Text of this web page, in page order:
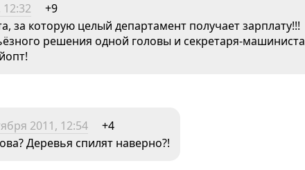
+9
за которую целый департамент получает зарплату!!!
решения одной головы и секретаря-машиниста
2011, 12:54
+4
Деревья спилят наверно?!